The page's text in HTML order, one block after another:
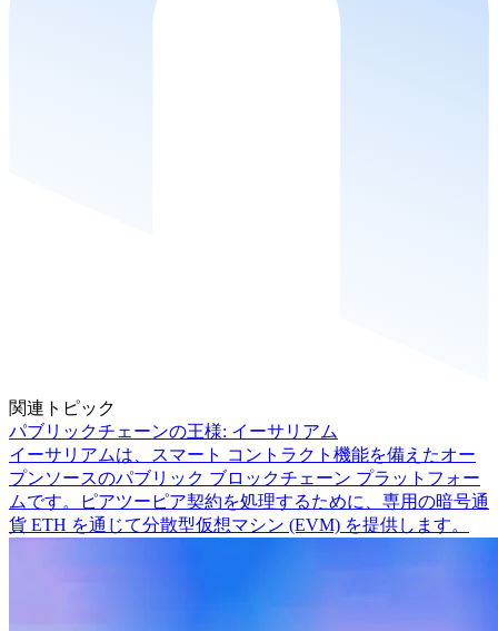
関連トピック
パブリックチェーンの王様: イーサリアム
イーサリアムは、スマート コントラクト機能を備えたオー
プンソースのパブリック ブロックチェーン プラットフォー
ムです。ピアツーピア契約を処理するために、専用の暗号通
貨 ETH を通じて分散型仮想マシン (EVM) を提供します。